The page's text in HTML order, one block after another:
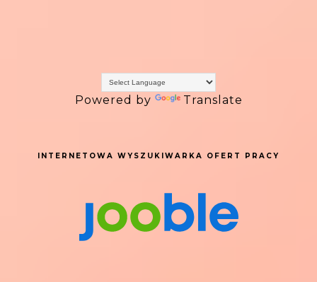
Powered by Translate
INTERNETOWA WYSZUKIWARKA OFERT PRACY